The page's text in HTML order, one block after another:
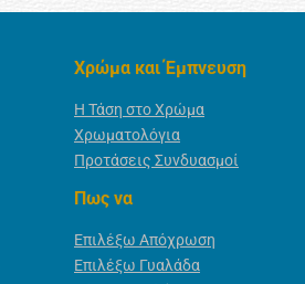
Χρώμα και Έμπνευση
Η Τάση στο Χρώμα
Χρωματολόγια
Προτάσεις Συνδυασμοί
Πως να
Επιλέξω Απόχρωση
Επιλέξω Γυαλάδα